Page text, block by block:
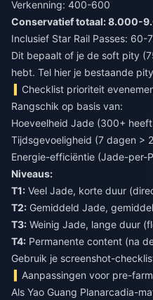
Verkenning: 400-600
Conservatief totaal: 8.000-
Inclusief Star Rail Passes: 60-
Dit bepaalt of je de soft pity
hebt. Tel hier je bestaande
Checklist prioriteit
Rangschik op basis van:
Hoeveelheid Jade (300+
Tijdsgevoeligheid (7 dagen >
Energie-efficiëntie (Jade-per-
Niveaus:
T1: Veel Jade, korte duur
T2: Gemiddeld Jade,
T3: Weinig Jade, lange duur
T4: Permanente content (na
Gebruik je screenshot-
Aanpassingen voor pre-
Als Yao Guang Planarcadia-